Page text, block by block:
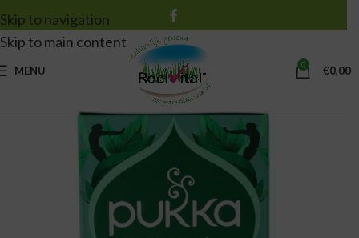
Skip to navigation
Skip to main content
MENU 0 €0,00